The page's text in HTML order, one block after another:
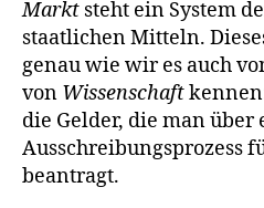
Markt steht ein System
staatlichen Mitteln.
genau wie wir es auch
von Wissenschaft
die Gelder, die man über
Ausschreibungsprozess
beantragt.